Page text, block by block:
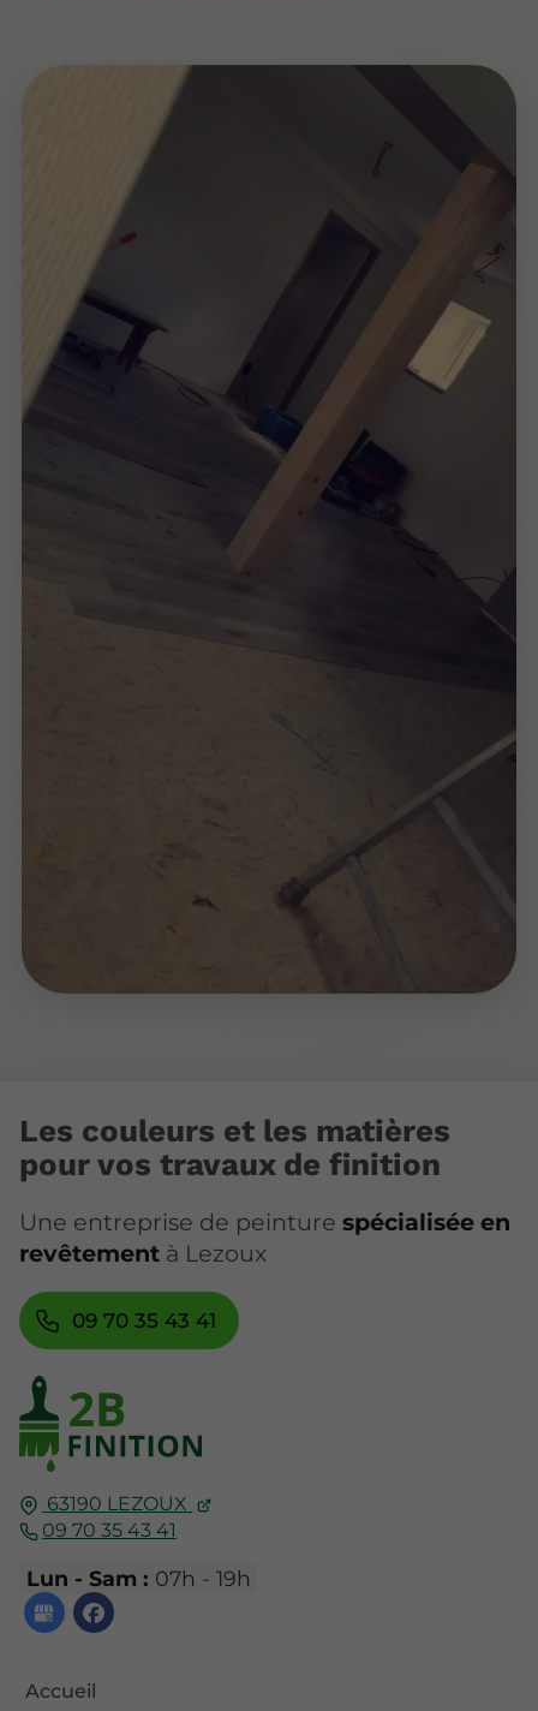
63190 LEZOUX
09 70 35 43 41
Lun - Sam : 07h - 19h
Accueil
Les couleurs et les matières
pour vos travaux de finition
Une entreprise de peinture spécialisée en
revêtement à Lezoux
09 70 35 43 41